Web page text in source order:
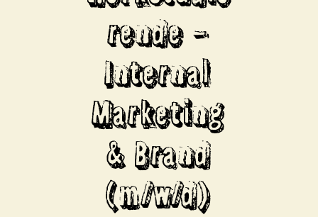
rende –
Internal
Marketing
& Brand
(m/w/d)